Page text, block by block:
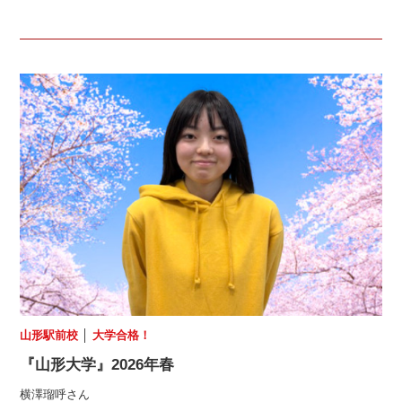
山形駅前校 │大学合格！
『山形大学』2026年春
横澤瑠呼さん